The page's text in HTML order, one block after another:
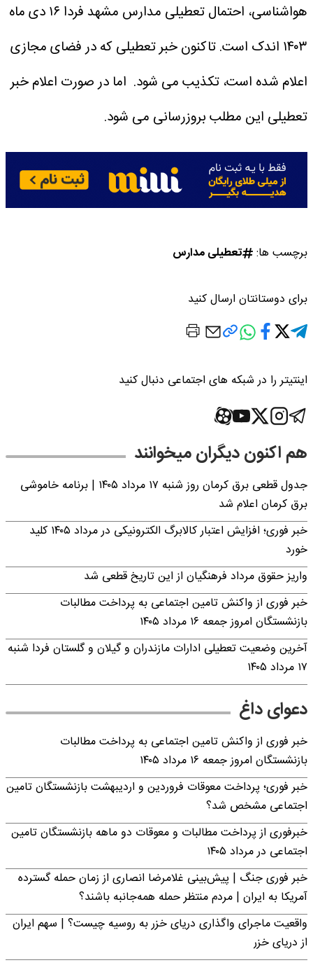
هواشناسی، احتمال تعطیلی مدارس مشهد فردا ۱۶ دی ماه
۱۴۰۳ اندک است. تاکنون خبر تعطیلی که در فضای مجازی
اعلام شده است، تکذیب می شود. اما در صورت اعلام خبر
تعطیلی این مطلب بروزرسانی می شود.
برچسب ها: تعطیلی مدارس
برای دوستانتان ارسال کنید
اینتیتر را در شبکه های اجتماعی دنبال کنید
هم اکنون دیگران میخوانند
جدول قطعی برق کرمان روز شنبه ۱۷ مرداد ۱۴۰۵ | برنامه خاموشی
برق کرمان اعلام شد
خبر فوری؛ افزایش اعتبار کالابرگ الکترونیکی در مرداد ۱۴۰۵ کلید
خورد
واریز حقوق مرداد فرهنگیان از این تاریخ قطعی شد
خبر فوری از واکنش تامین اجتماعی به پرداخت مطالبات
بازنشستگان امروز جمعه ۱۶ مرداد ۱۴۰۵
آخرین وضعیت تعطیلی ادارات مازندران و گیلان و گلستان فردا شنبه
۱۷ مرداد ۱۴۰۵
دعوای داغ
خبر فوری از واکنش تامین اجتماعی به پرداخت مطالبات
بازنشستگان امروز جمعه ۱۶ مرداد ۱۴۰۵
خبر فوری؛ پرداخت معوقات فروردین و اردیبهشت بازنشستگان تامین
اجتماعی مشخص شد؟
خبرفوری از پرداخت مطالبات و معوقات دو ماهه بازنشستگان تامین
اجتماعی در مرداد ۱۴۰۵
خبر فوری جنگ | پیش‌بینی غلامرضا انصاری از زمان حمله گسترده
آمریکا به ایران | مردم منتظر حمله همه‌جانبه باشند؟
واقعیت ماجرای واگذاری دریای خزر به روسیه چیست؟ | سهم ایران
از دریای خزر